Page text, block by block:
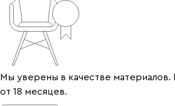
Мы уверены в качестве материалов.
от 18 месяцев.